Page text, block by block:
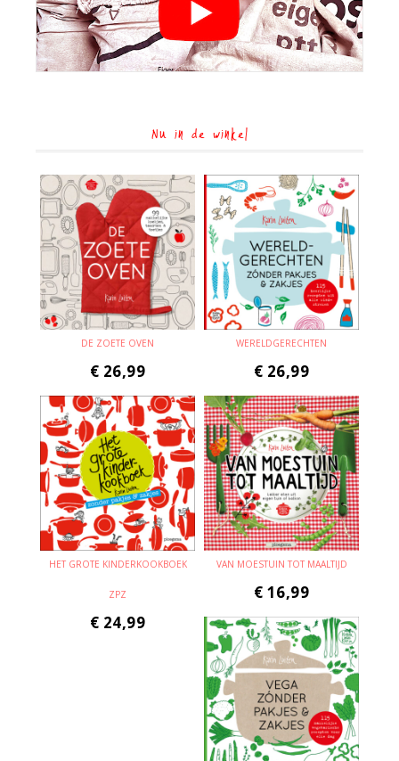
Nu in de winkel
DE ZOETE OVEN
€ 26,99
WERELDGERECHTEN
€ 26,99
HET GROTE KINDERKOOKBOEK
ZPZ
€ 24,99
VAN MOESTUIN TOT MAALTIJD
€ 16,99